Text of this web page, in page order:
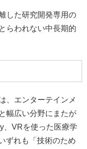
した研究開発専用の
らわれない中長期的
、エンターテインメ
幅広い分野にまたが
、VRを使った医療学
ずれも「技術のため